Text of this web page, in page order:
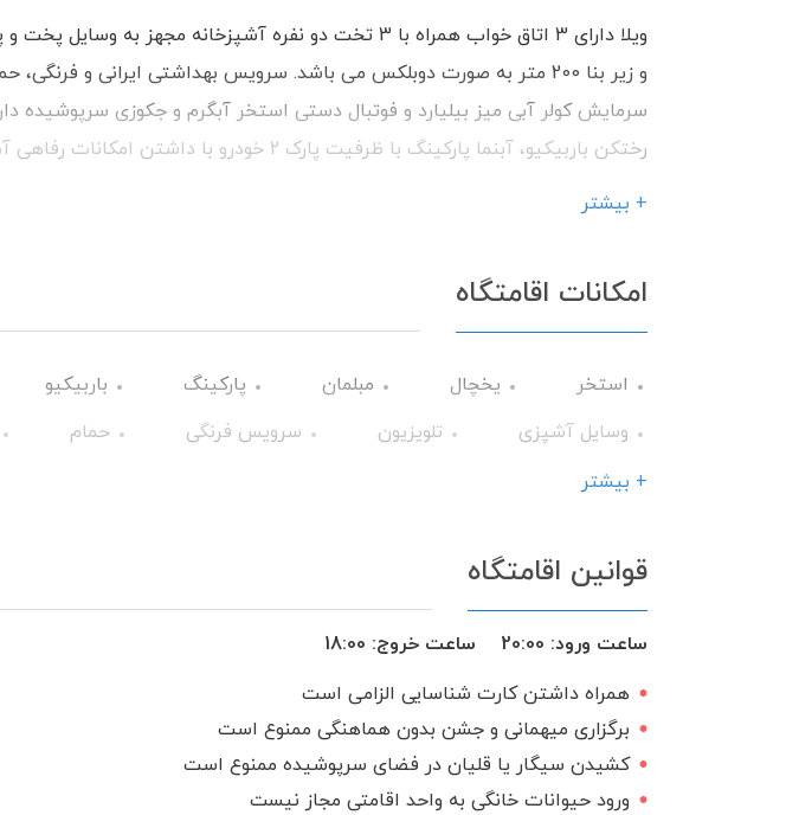
و زیر بنا 200 متر به صورت دوبلکس می باشد. سرویس بهداشتی ایرانی و
رختکن باربیکیو، آبنما پارکینگ با ظرفیت پارک 2 خودرو با
+ بیشتر
امکانات اقامتگاه
استخر یخچال مبلمان پارکینگ باربیکیو
وسایل آشپزی
تلویزیون سرویس فرنگی حمام
کولر آبی
سرایدار یا نگهبان
+ بیشتر
قوانین اقامتگاه
ساعت ورود: 20:00 ساعت خروج: 18:00
همراه داشتن کارت شناسایی الزامی است
برگزاری میهمانی و جشن بدون هماهنگی ممنوع است
کشیدن سیگار یا قلیان در فضای سرپوشیده ممنوع است
ورود حیوانات خانگی به واحد اقامتی مجاز نیست